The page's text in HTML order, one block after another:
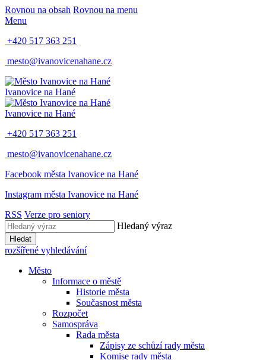
Rovnou na obsah Rovnou na menu
Menu
+420 517 363 251
mesto@ivanovicenahane.cz
Ivanovice na Hané
Ivanovice na Hané
+420 517 363 251
mesto@ivanovicenahane.cz
Facebook města Ivanovice na Hané
Instagram města Ivanovice na Hané
RSS Verze pro seniory
Hledaný výraz
Hledat
rozšířené vyhledávání
Město
Informace o městě
Historie města
Současnost města
Rozpočet
Samospráva
Rada města
Zápisy ze schůzí rady města
Komise rady města